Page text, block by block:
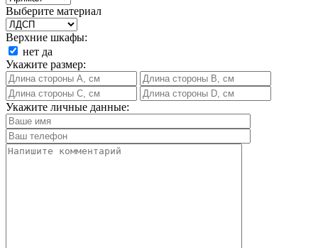
Выберите материал
Верхние шкафы:
нет да
Укажите размер:
Укажите личные данные: